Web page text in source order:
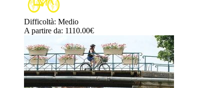
Difficoltà: Medio
A partire da: 1110.00€